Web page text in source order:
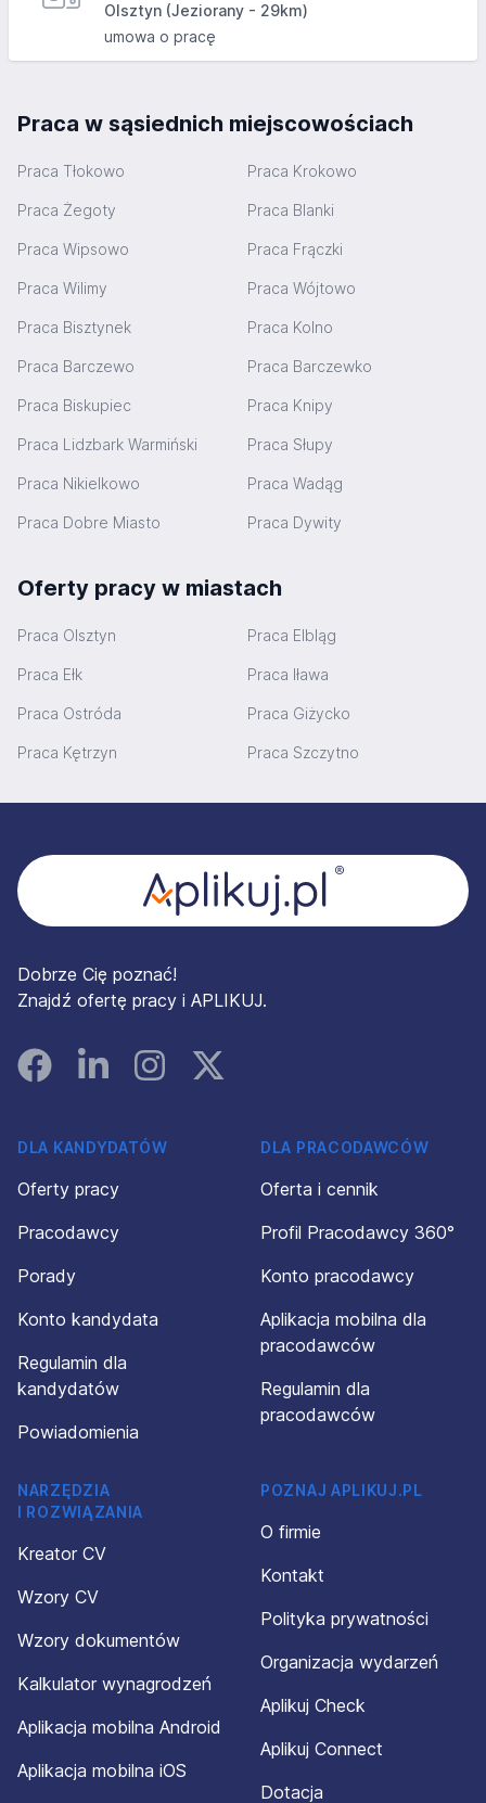
Olsztyn (Jeziorany - 29km)
umowa o pracę
Praca w sąsiednich miejscowościach
Praca Tłokowo Praca Krokowo
Praca Żegoty Praca Blanki
Praca Wipsowo Praca Frączki
Praca Wilimy Praca Wójtowo
Praca Bisztynek Praca Kolno
Praca Barczewo Praca Barczewko
Praca Biskupiec Praca Knipy
Praca Lidzbark Warmiński Praca Słupy
Praca Nikielkowo Praca Wadąg
Praca Dobre Miasto Praca Dywity
Oferty pracy w miastach
Praca Olsztyn Praca Elbląg
Praca Ełk Praca Iława
Praca Ostróda Praca Giżycko
Praca Kętrzyn Praca Szczytno
Dobrze Cię poznać!
Znajdź ofertę pracy i APLIKUJ.
FacebookLinked InInstagramInstagram
DLA KANDYDATÓW
Oferty pracy
Pracodawcy
Porady
Konto kandydata
Regulamin dla
kandydatów
Powiadomienia
DLA PRACODAWCÓW
Oferta i cennik
Profil Pracodawcy 360°
Konto pracodawcy
Aplikacja mobilna dla
pracodawców
Regulamin dla
pracodawców
NARZĘDZIA
I ROZWIĄZANIA
Kreator CV
Wzory CV
Wzory dokumentów
Kalkulator wynagrodzeń
Aplikacja mobilna Android
Aplikacja mobilna iOS
POZNAJ APLIKUJ.PL
O firmie
Kontakt
Polityka prywatności
Organizacja wydarzeń
Aplikuj Check
Aplikuj Connect
Dotacja